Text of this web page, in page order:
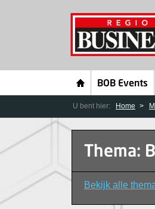
BOB Events
U bent hier: Home
Thema:
Bekijk alle